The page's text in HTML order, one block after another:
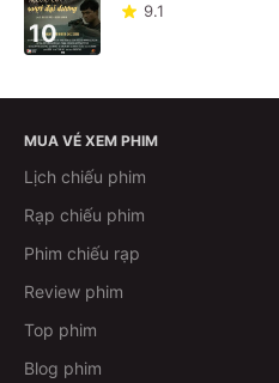
10
9.1
MUA VÉ XEM PHIM
Lịch chiếu phim
Rạp chiếu phim
Phim chiếu rạp
Review phim
Top phim
Blog phim